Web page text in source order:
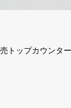
トップカウンタ